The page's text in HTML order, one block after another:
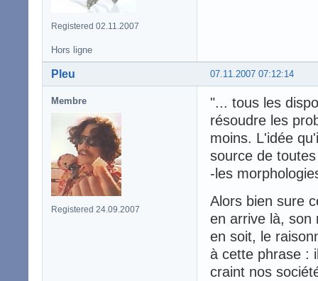
Registered 02.11.2007
Hors ligne
07.11.2007 07:12:14
Pleu
Membre
Registered 24.09.2007
"... tous les
résoudre les
moins. L'idée
source de
-les
Alors bien sure
en arrive là, son
en soit, le
à cette phrase :
craint nos